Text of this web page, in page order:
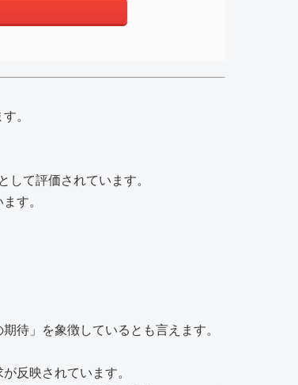
。
て評価されています。
す。
待」を象徴しているとも言えます。
反映されています。